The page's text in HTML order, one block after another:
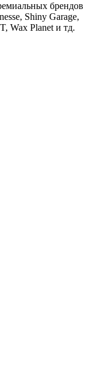
брендов
Shiny Garage,
Wax Planet и тд.